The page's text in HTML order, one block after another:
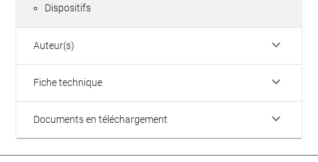
Dispositifs
Auteur(s) keyboard_arrow_down
Fiche technique keyboard_arrow_down
Documents en téléchargement keyboard_arrow_down